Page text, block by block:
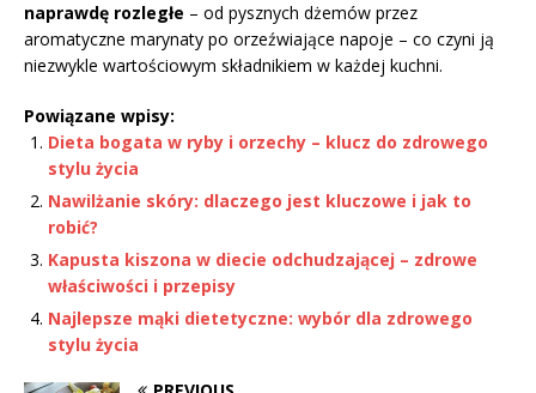
naprawdę rozległe – od pysznych dżemów przez
aromatyczne marynaty po orzeźwiające napoje – co czyni ją
niezwykle wartościowym składnikiem w każdej kuchni.
Powiązane wpisy:
Dieta bogata w ryby i orzechy – klucz do zdrowego
stylu życia
Nawilżanie skóry: dlaczego jest kluczowe i jak to
robić?
Kapusta kiszona w diecie odchudzającej – zdrowe
właściwości i przepisy
Najlepsze mąki dietetyczne: wybór dla zdrowego
stylu życia